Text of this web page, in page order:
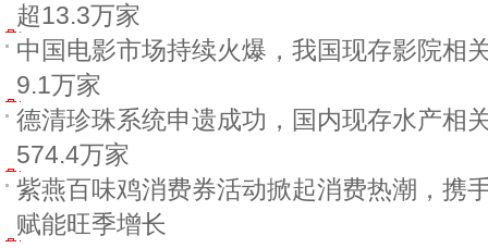
超13.3万家
中国电影市场持续火爆，我国现存影院相
9.1万家
德清珍珠系统申遗成功，国内现存水产相
574.4万家
紫燕百味鸡消费券活动掀起消费热潮，携
赋能旺季增长